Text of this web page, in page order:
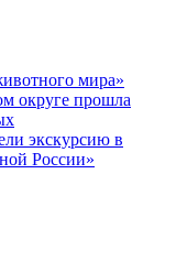
мира»
округе прошла
экскурсию в
России»